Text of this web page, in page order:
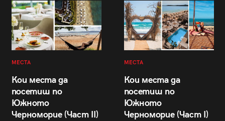
МЕСТА
Кои места да
посетиш по
Южното
Черноморие (Част II)
МЕСТА
Кои места да
посетиш по
Южното
Черноморие (Част I)